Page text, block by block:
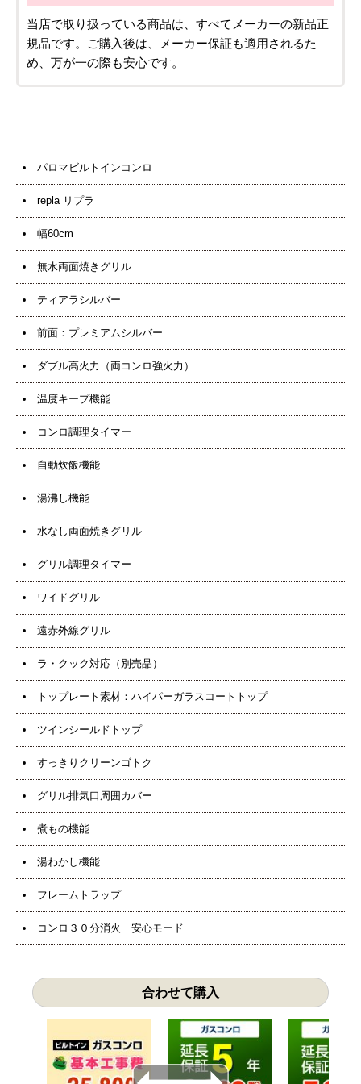
当店で取り扱っている商品は、すべてメーカーの新品正
規品です。ご購入後は、メーカー保証も適用されるた
め、万が一の際も安心です。
パロマビルトインコンロ
repla リプラ
幅60cm
無水両面焼きグリル
ティアラシルバー
前面：プレミアムシルバー
ダブル高火力（両コンロ強火力）
温度キープ機能
コンロ調理タイマー
自動炊飯機能
湯沸し機能
水なし両面焼きグリル
グリル調理タイマー
ワイドグリル
遠赤外線グリル
ラ・クック対応（別売品）
トップレート素材：ハイパーガラスコートトップ
ツインシールドトップ
すっきりクリーンゴトク
グリル排気口周囲カバー
煮もの機能
湯わかし機能
フレームトラップ
コンロ３０分消火 安心モード
合わせて購入